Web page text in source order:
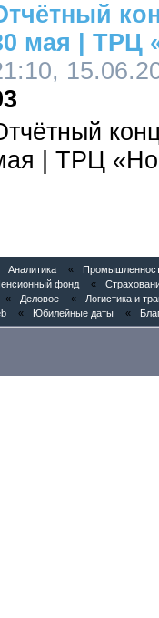
мая | ТРЦ
| ТРЦ
Аналитика «
фонд «
« Деловое «
Логистика и
« Юбилейные даты «